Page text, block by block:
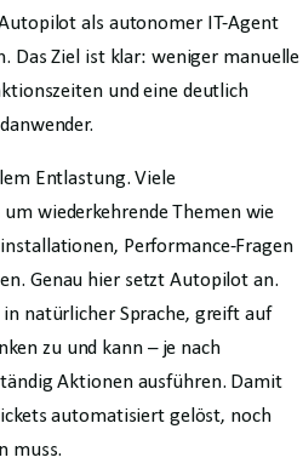
als autonomer IT-Agent
Das Ziel ist klar: weniger manuelle
und eine deutlich
Entlastung. Viele
wiederkehrende Themen wie
Performance-Fragen
Genau hier setzt Autopilot an.
natürlicher Sprache, greift auf
zu und kann – je nach
Aktionen ausführen. Damit
automatisiert gelöst, noch
muss.